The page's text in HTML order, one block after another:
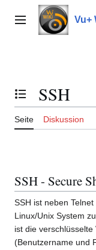
Inhalt
springenHauptmenü Vu+
Inhaltsverzeichnis
SSH
Seite Diskussion
SSH - Secure
SSH ist neben
Linux/Unix System
ist die
(Benutzername und